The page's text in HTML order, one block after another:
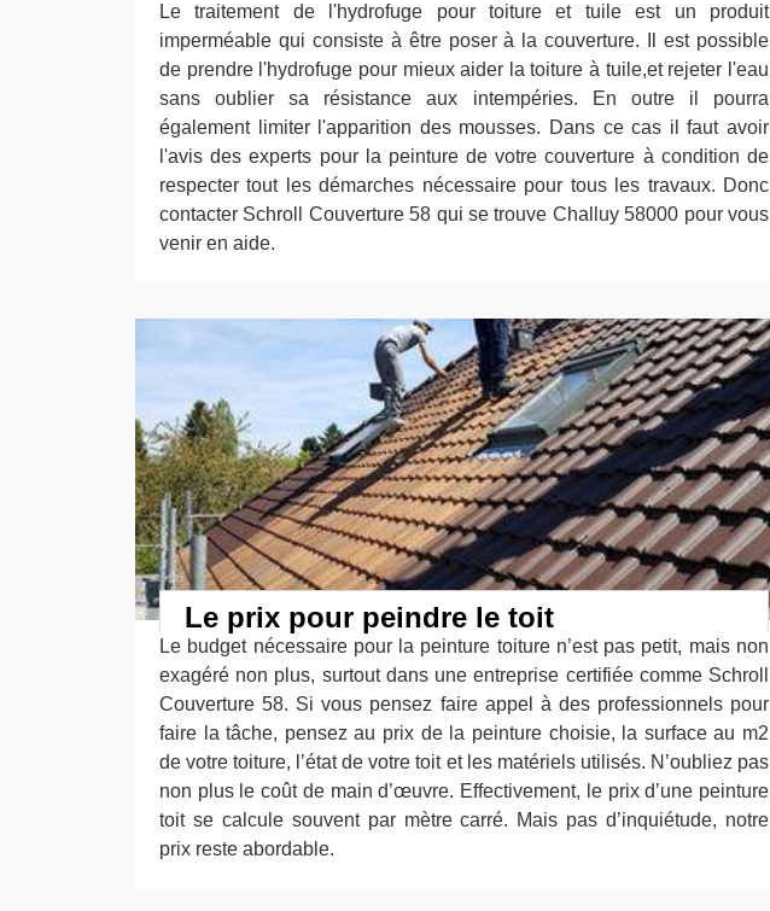
Le traitement de l'hydrofuge pour toiture et tuile est un produit
imperméable qui consiste à être poser à la couverture. Il est possible
de prendre l'hydrofuge pour mieux aider la toiture à tuile,et rejeter l'eau
sans oublier sa résistance aux intempéries. En outre il pourra
également limiter l'apparition des mousses. Dans ce cas il faut avoir
l'avis des experts pour la peinture de votre couverture à condition de
respecter tout les démarches nécessaire pour tous les travaux. Donc
contacter Schroll Couverture 58 qui se trouve Challuy 58000 pour vous
venir en aide.
Le prix pour peindre le toit
Le budget nécessaire pour la peinture toiture n’est pas petit, mais non
exagéré non plus, surtout dans une entreprise certifiée comme Schroll
Couverture 58. Si vous pensez faire appel à des professionnels pour
faire la tâche, pensez au prix de la peinture choisie, la surface au m2
de votre toiture, l’état de votre toit et les matériels utilisés. N’oubliez pas
non plus le coût de main d’œuvre. Effectivement, le prix d’une peinture
toit se calcule souvent par mètre carré. Mais pas d’inquiétude, notre
prix reste abordable.